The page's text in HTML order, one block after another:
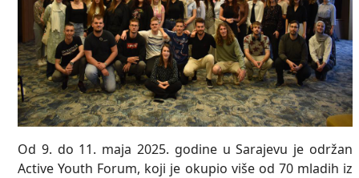
Od 9. do 11. maja 2025. godine u Sarajevu je održan
Active Youth Forum, koji je okupio više od 70 mladih iz